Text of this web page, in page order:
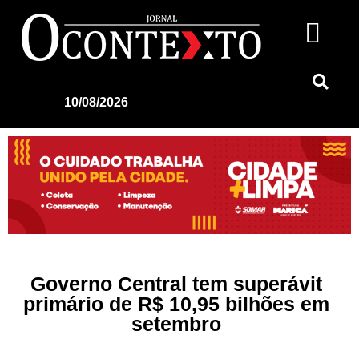
10/08/2026
Governo Central tem superávit
primário de R$ 10,95 bilhões em
setembro